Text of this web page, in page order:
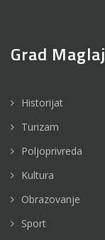
Grad Maglaj
Historijat
Turizam
Poljoprivreda
Kultura
Obrazovanje
Sport